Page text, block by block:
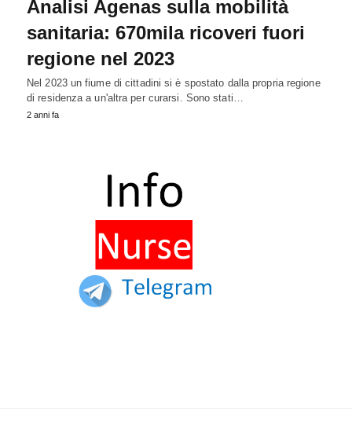
Analisi Agenas sulla mobilità
sanitaria: 670mila ricoveri fuori
regione nel 2023
Nel 2023 un fiume di cittadini si è spostato dalla propria regione
di residenza a un'altra per curarsi. Sono stati…
2 anni fa